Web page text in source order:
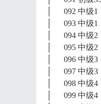
│ 092 中级1
│ 093 中级1
│ 094 中级2
│ 095 中级2
│ 096 中级3
│ 097 中级3
│ 098 中级4
│ 099 中级4